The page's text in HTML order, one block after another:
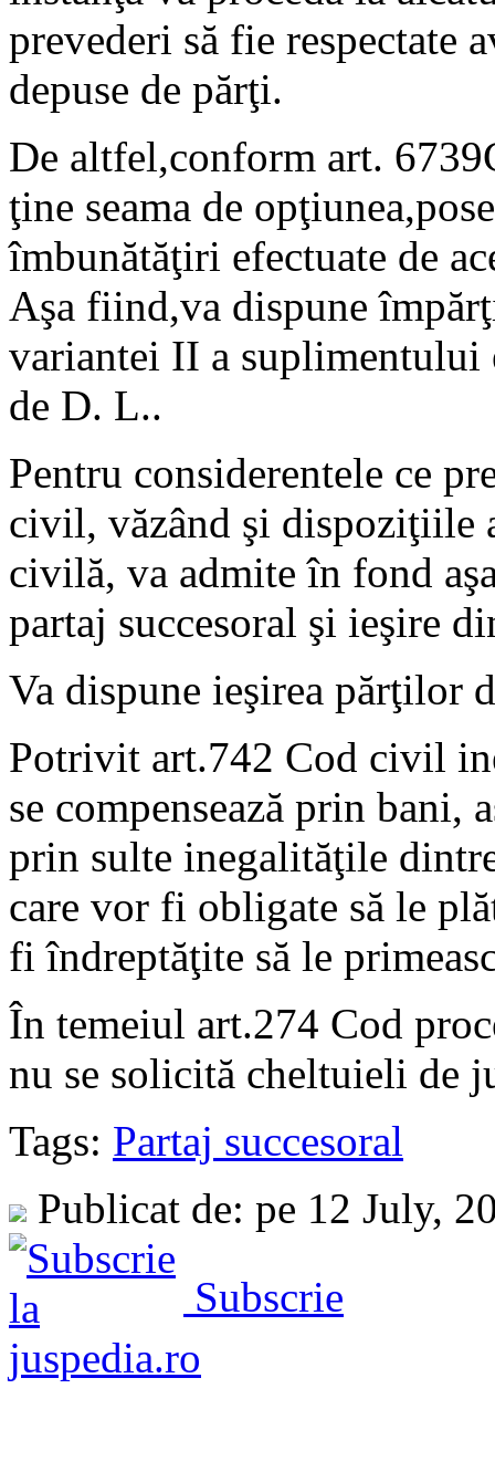
prevederi să fie respectate
depuse de părţi.
De altfel,conform art.
ţine seama de
îmbunătăţiri efectuate de
Aşa fiind,va dispune
variantei II a suplimentului
de D. L..
Pentru considerentele ce
civil, văzând şi dispoziţiile
civilă, va admite în fond
partaj succesoral şi ieşire
Va dispune ieşirea părţilor
Potrivit art.742 Cod civil
se compensează prin bani,
prin sulte inegalităţile
care vor fi obligate să le
fi îndreptăţite să le
În temeiul art.274 Cod
nu se solicită cheltuieli de
Tags: Partaj succesoral
Publicat de: pe 12 July,
Subscrie